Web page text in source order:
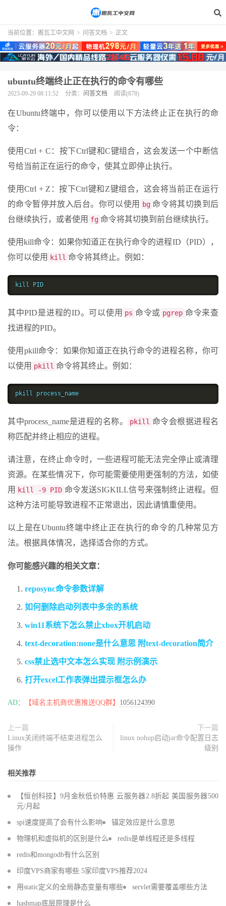
当前位置： 搬瓦工中文网 > 问答文档 > 正文
ubuntu终端终止正在执行的命令有哪些
2023-09-29 08:11:52 分类： 问答文档 阅读(878)
在Ubuntu终端中，你可以使用以下方法终止正在执行的命
令：
使用Ctrl + C：按下Ctrl键和C键组合，这会发送一个中断信
号给当前正在运行的命令，使其立即停止执行。
使用Ctrl + Z：按下Ctrl键和Z键组合，这会将当前正在运行
的命令暂停并放入后台。你可以使用
bg 命令将其切换到后
台继续执行，或者使用 fg 命令将其切换到前台继续执行。
使用kill命令：如果你知道正在执行命令的进程ID（PID），
你可以使用
kill 命令将其终止。例如：
kill PID
其中PID是进程的ID。可以使用 ps 命令或 pgrep 命令来查
找进程的PID。
使用pkill命令：如果你知道正在执行命令的进程名称，你可
以使用 pkill 命令将其终止。例如：
pkill process_name
其中process_name是进程的名称。 pkill 命令会根据进程名
称匹配并终止相应的进程。
请注意，在终止命令时，一些进程可能无法完全停止或清理
资源。在某些情况下，你可能需要使用更强制的方法，如使
用
kill -9 PID 命令发送SIGKILL信号来强制终止进程。但
这种方法可能导致进程不正常退出，因此请慎重使用。
以上是在Ubuntu终端中终止正在执行的命令的几种常见方
法。根据具体情况，选择适合你的方式。
你可能感兴趣的相关文章：
reposync命令参数详解
如何删除启动列表中多余的系统
win11系统下怎么禁止xbox开机启动
text-decoration:none是什么意思 附text-decoration简介
css禁止选中文本怎么实现 附示例演示
打开excel工作表弹出提示框怎么办
AD： 【域名主机商优惠推送QQ群】 1056124390
上一篇
Linux关闭终端不结束进程怎么
操作
下一篇
linux nohup启动jar命令配置日志
级别
相关推荐
【恒创科技】9月金秋低价特惠 云服务器2.8折起 美国服务器500
元/月起
spi速度提高了会有什么影响 锚定效应是什么意思
物理机和虚拟机的区别是什么 redis是单线程还是多线程
redis和mongodb有什么区别
印度VPS商家有哪些 5家印度VPS推荐2024
用static定义的全局静态变量有哪些 servlet需要覆盖哪些方法
hashmap底层原理是什么